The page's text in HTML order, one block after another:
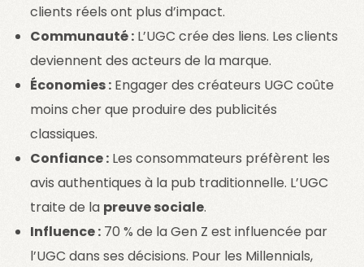
clients réels ont plus d’impact.
Communauté : L’UGC crée des liens. Les clients
deviennent des acteurs de la marque.
Économies : Engager des créateurs UGC coûte
moins cher que produire des publicités
classiques.
Confiance : Les consommateurs préfèrent les
avis authentiques à la pub traditionnelle. L’UGC
traite de la preuve sociale.
Influence : 70 % de la Gen Z est influencée par
l’UGC dans ses décisions. Pour les Millennials,